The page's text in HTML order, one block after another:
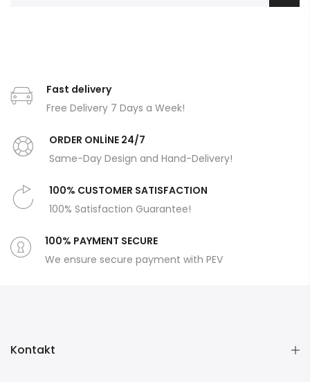
Fast delivery
Free Delivery 7 Days a Week!
ORDER ONLİNE 24/7
Same-Day Design and Hand-Delivery!
100% CUSTOMER SATISFACTION
100% Satisfaction Guarantee!
100% PAYMENT SECURE
We ensure secure payment with PEV
Kontakt